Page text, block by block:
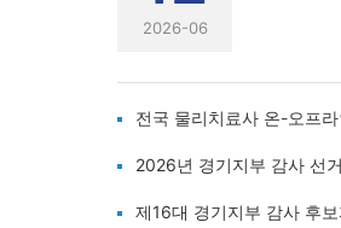
2026-06
전국 물리치료사 온-오프
2026년 경기지부 감사 선
제16대 경기지부 감사 후